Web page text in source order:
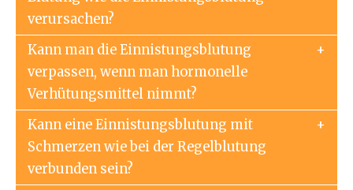
verursachen?
Kann man die Einnistungsblutung
verpassen, wenn man hormonelle
Verhütungsmittel nimmt?
Kann eine Einnistungsblutung mit
Schmerzen wie bei der Regelblutung
verbunden sein?